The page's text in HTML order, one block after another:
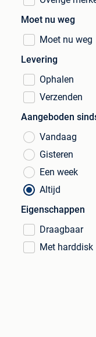
Moet nu weg
Moet nu weg
Levering
Ophalen
Verzenden
Aangeboden
Vandaag
Gisteren
Een week
Altijd
Eigenschappen
Draagbaar
Met harddisk